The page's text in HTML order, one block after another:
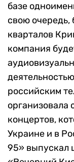
базе
свою очередь,
кварталов
компания
российским
концертов,
Украине и в
95» выпускал